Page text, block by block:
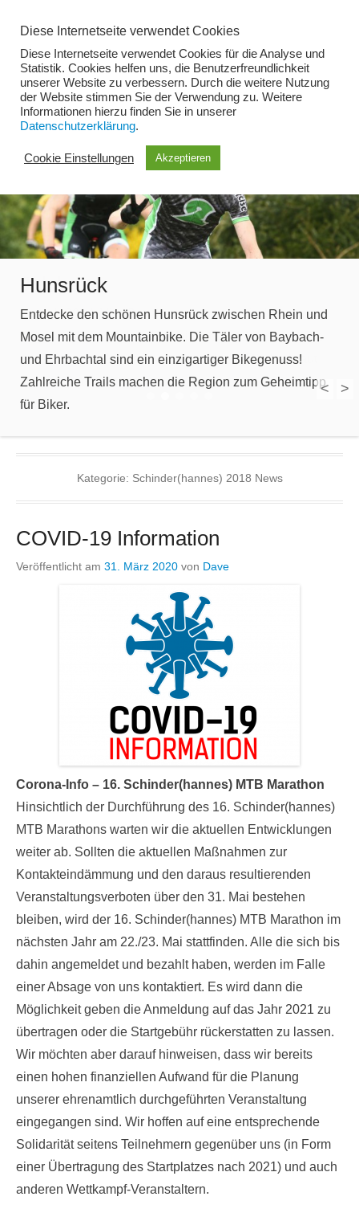
Inhalt
springen
Menü
Hunsrück
Entdecke den schönen Hunsrück zwischen Rhein und
Mosel mit dem Mountainbike. Die Täler von Baybach-
und Ehrbachtal sind ein einzigartiger Bikegenuss!
Zahlreiche Trails machen die Region zum Geheimtipp
für Biker.
Kategorie:Schinder(hannes) 2018 News
COVID-19 Information
31. März 2020von
Corona-Info –16. Schinder(hannes) MTB Marathon
Hinsichtlich der Durchführung des 16. Schinder(hannes)
MTB Marathons warten wir die aktuellen Entwicklungen
weiter ab. Sollten die aktuellen Maßnahmen zur
Kontakteindämmung und den daraus resultierenden
Veranstaltungsverboten über den 31. Mai bestehen
bleiben, wird der 16. Schinder(hannes) MTB Marathon im
nächsten Jahr am 22./23. Mai stattfinden. Alle die sich bis
dahin angemeldet und bezahlt haben, werden im Falle
einer Absage von uns kontaktiert. Es wird dann die
Möglichkeit geben die Anmeldung auf das Jahr 2021 zu
übertragen oder die Startgebühr rückerstatten zu lassen.
Wir möchten aber darauf hinweisen, dass wir bereits
einen hohen finanziellen Aufwand für die Planung
unserer ehrenamtlich durchgeführten Veranstaltung
eingegangen sind. Wir hoffen auf eine entsprechende
Solidarität seitens Teilnehmern gegenüber uns (in Form
einer Übertragung des Startplatzes nach 2021) und auch
Diese Internetseite verwendet Cookies
Diese Internetseite verwendet Cookies für die Analyse und
Statistik. Cookies helfen uns, die Benutzerfreundlichkeit
unserer Website zu verbessern. Durch die weitere Nutzung
der Website stimmen Sie der Verwendung zu. Weitere
Informationen hierzu finden Sie in unserer
Datenschutzerklärung.
Cookie Einstellungen Akzeptieren